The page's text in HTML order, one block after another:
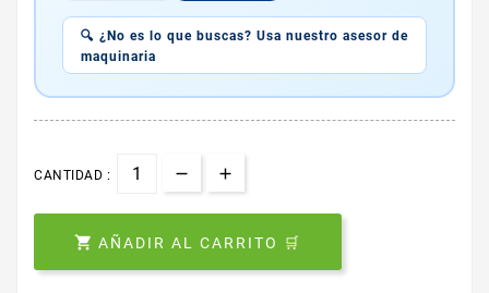
🔍 ¿No es lo que buscas? Usa nuestro asesor de
maquinaria
CANTIDAD :
 AÑADIR AL CARRITO 🛒